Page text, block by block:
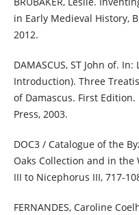
in Early Medieval History,
2012.
DAMASCUS, ST John of.
Introduction). Three
of Damascus. First Edition.
Press, 2003.
DOC3 / Catalogue of the
Oaks Collection and in the
III to Nicephorus III, 717-
FERNANDES, Caroline